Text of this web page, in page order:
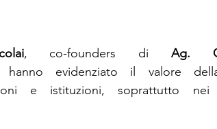
, co-founders di Ag.
hanno evidenziato il valore